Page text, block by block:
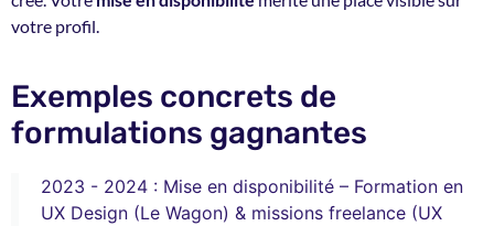
votre profil.
Exemples concrets de
formulations gagnantes
2023 - 2024 : Mise en disponibilité – Formation en
UX Design (Le Wagon) & missions freelance (UX